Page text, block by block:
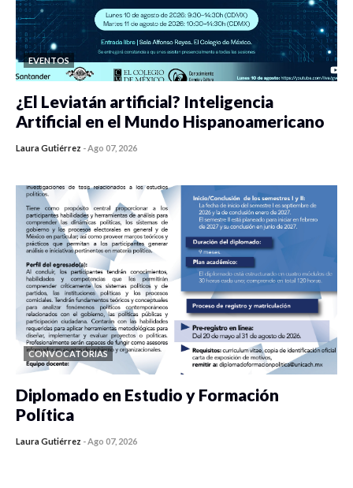
EVENTOS
¿El Leviatán artificial? Inteligencia
Artificial en el Mundo Hispanoamericano
Laura Gutiérrez -Ago 07, 2026
CONVOCATORIAS
Diplomado en Estudio y Formación
Política
Laura Gutiérrez -Ago 07, 2026